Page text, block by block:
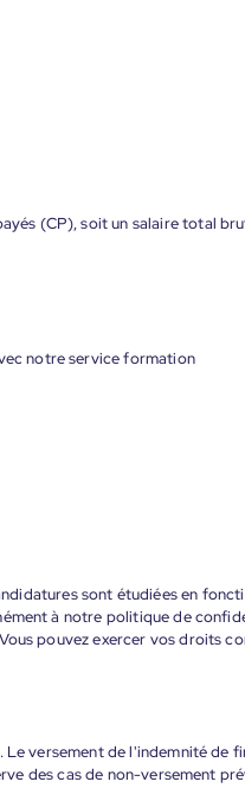
(CP), soit un salaire total
notre service formation
sont étudiées en
à notre politique de
pouvez exercer vos droits
versement de l'indemnité de
des cas de non-versement